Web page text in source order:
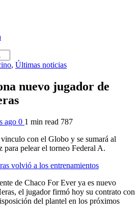
, Últimas noticias
nuevo jugador de
ago 0 1 min read 787
con el Globo y se sumará al
pelear el torneo Federal A.
volvió a los entrenamientos
de Chaco For Ever ya es nuevo
el jugador firmó hoy su contrato con
del plantel en los próximos